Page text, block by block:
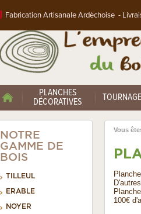
Fabrication Artisanale Ardèchoise -
PLANCHES
DÉCORATIVES TOURNAGE
NOTRE
GAMME DE
BOIS
TILLEUL
ERABLE
NOYER
Vous
100€